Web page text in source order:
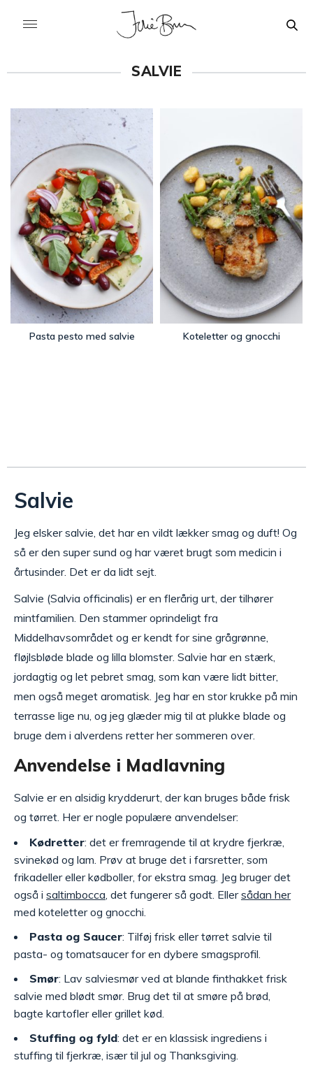
SALVIE
Pasta pesto med salvie Koteletter og gnocchi
Salvie
Jeg elsker salvie, det har en vildt lækker smag og duft! Og
så er den super sund og har været brugt som medicin i
årtusinder. Det er da lidt sejt.
Salvie (Salvia officinalis) er en flerårig urt, der tilhører
mintfamilien. Den stammer oprindeligt fra
Middelhavsområdet og er kendt for sine grågrønne,
fløjlsbløde blade og lilla blomster. Salvie har en stærk,
jordagtig og let pebret smag, som kan være lidt bitter,
men også meget aromatisk. Jeg har en stor krukke på min
terrasse lige nu, og jeg glæder mig til at plukke blade og
bruge dem i alverdens retter her sommeren over.
Anvendelse i Madlavning
Salvie er en alsidig krydderurt, der kan bruges både frisk
og tørret. Her er nogle populære anvendelser:
Kødretter: det er fremragende til at krydre fjerkræ,
svinekød og lam. Prøv at bruge det i farsretter, som
frikadeller eller kødboller, for ekstra smag. Jeg bruger det
også i saltimbocca, det fungerer så godt. Ellersådan her
med koteletter og gnocchi.
Pasta og Saucer: Tilføj frisk eller tørret salvie til
pasta- og tomatsaucer for en dybere smagsprofil.
Smør: Lav salviesmør ved at blande finthakket frisk
salvie med blødt smør. Brug det til at smøre på brød,
bagte kartofler eller grillet kød.
Stuffing og fyld: det er en klassisk ingrediens i
stuffing til fjerkræ, især til jul og Thanksgiving.